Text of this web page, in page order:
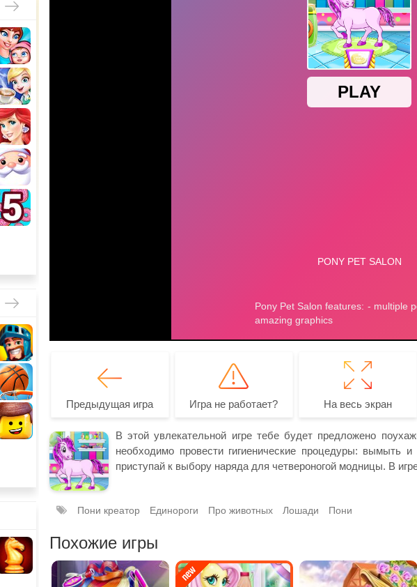
Предыдущая игра Игра не работает? На весь экран
В этой увлекательной игре тебе будет предложено
необходимо провести гигиенические процедуры: вымыть
приступай к выбору наряда для четвероногой модницы. В
Пони креатор Единороги Про животных Лошади Пони
Похожие игры